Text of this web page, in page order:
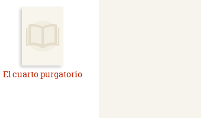
El cuarto purgatorio